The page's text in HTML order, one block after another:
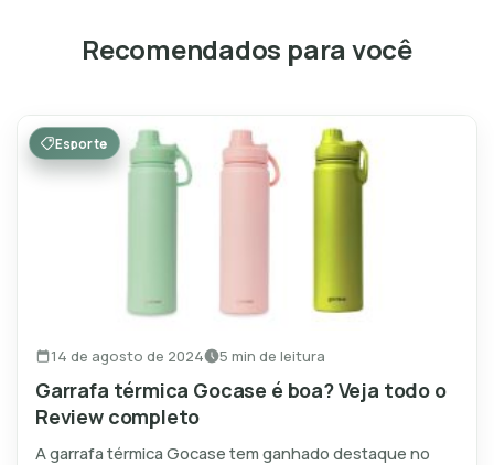
Recomendados para você
Esporte
14 de agosto de 2024 5 min de leitura
Garrafa térmica Gocase é boa? Veja todo o
Review completo
A garrafa térmica Gocase tem ganhado destaque no